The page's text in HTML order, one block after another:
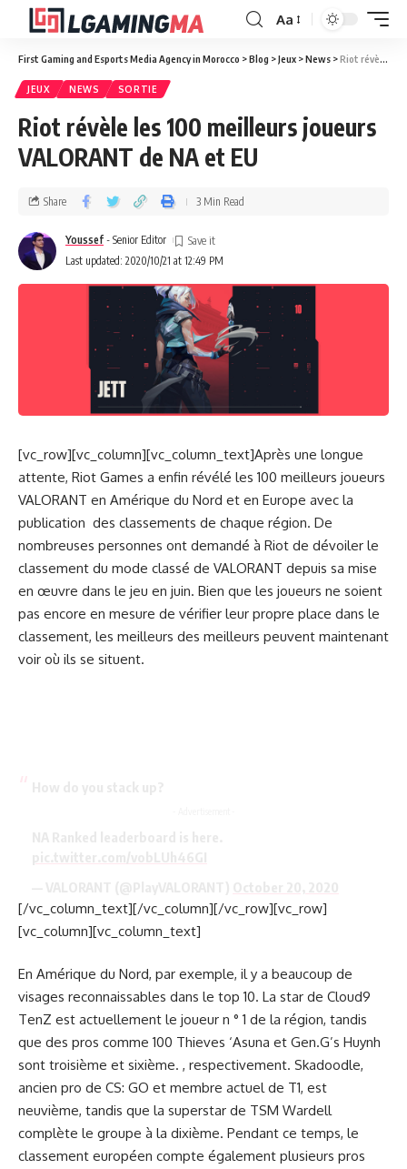
Aa
First Gaming and Esports Media Agency in Morocco >Blog >Jeux >News >Riot révèle les 100 meilleurs joueurs VALORANT de NA et EU
JEUX NEWS SORTIE
Riot révèle les 100 meilleurs joueurs
VALORANT de NA et EU
Last updated: 2020/10/21 at 12:49 PM
Youssef - Senior Editor
Share 3 Min Read
[vc_row][vc_column][vc_column_text]Après une longue
attente, Riot Games a enfin révélé les 100 meilleurs joueurs
VALORANT en Amérique du Nord et en Europe avec la
publication des classements de chaque région. De
nombreuses personnes ont demandé à Riot de dévoiler le
classement du mode classé de VALORANT depuis sa mise
en œuvre dans le jeu en juin. Bien que les joueurs ne soient
pas encore en mesure de vérifier leur propre place dans le
classement, les meilleurs des meilleurs peuvent maintenant
voir où ils se situent.
[/vc_column_text][/vc_column][/vc_row][vc_row]
[vc_column][vc_column_text]
En Amérique du Nord, par exemple, il y a beaucoup de
visages reconnaissables dans le top 10. La star de Cloud9
TenZ est actuellement le joueur n ° 1 de la région, tandis
que des pros comme 100 Thieves ‘Asuna et Gen.G’s Huynh
sont troisième et sixième. , respectivement. Skadoodle,
ancien pro de CS: GO et membre actuel de T1, est
neuvième, tandis que la superstar de TSM Wardell
complète le groupe à la dixième. Pendant ce temps, le
classement européen compte également plusieurs pros